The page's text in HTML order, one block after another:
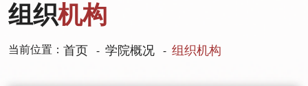
组织机构
当前位置： 首页 - 学院概况 - 组织机构